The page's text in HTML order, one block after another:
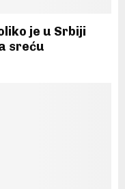
je u Srbiji
sreću